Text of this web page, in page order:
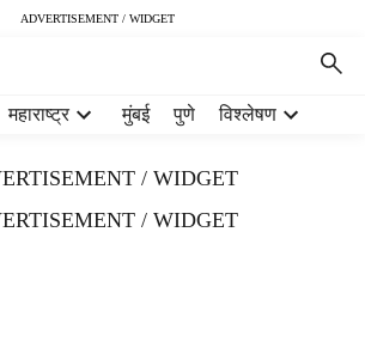
ADVERTISEMENT / WIDGET
महाराष्ट्र मुंबई पुणे विश्लेषण
/ WIDGET
/ WIDGET